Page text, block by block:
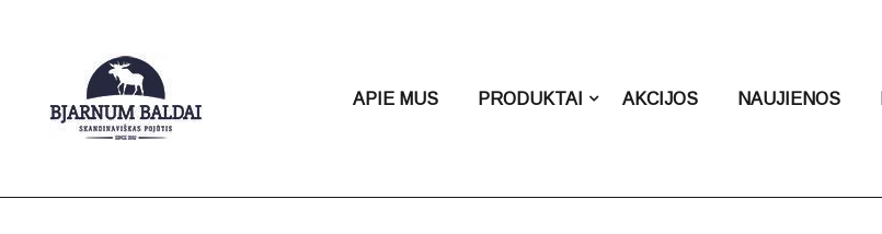
APIE MUS PRODUKTAI AKCIJOS NAUJIENOS